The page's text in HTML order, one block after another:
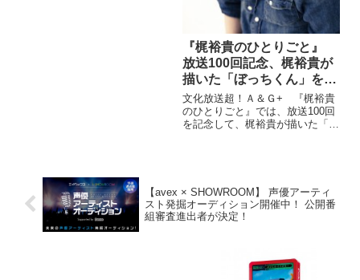
『梶裕貴のひとりごと』
放送100回記念、梶裕貴が
描いた「ぼっちくん」を
LINEスタンプで配信開始
文化放送超！Ａ＆Ｇ+ 『梶裕貴
のひとりごと』では、放送100回
を記念して、梶裕貴が描いた「ぼ
【avex × SHOWROOM】 声優アーティ
スト発掘オーディション開催中！ 公開番
組審査進出者が決定！